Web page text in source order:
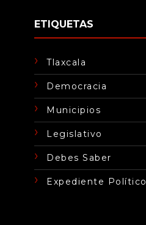
ETIQUETAS
Tlaxcala
Democracia
Municipios
Legislativo
Debes Saber
Expediente Político